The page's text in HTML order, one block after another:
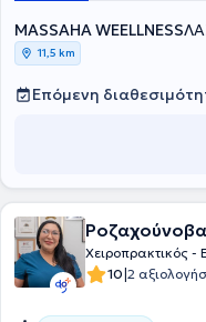
Ρεφλεξολογία στην Σχολή
εμπλούτισε τις σπουδές
ηλεκτροβελονισμό,
ανακάλυψη νέων μεθόδων
MASSAHA WEELLNESS
11,5 km
Επόμενη
Χειροπρακτικός -
10|2